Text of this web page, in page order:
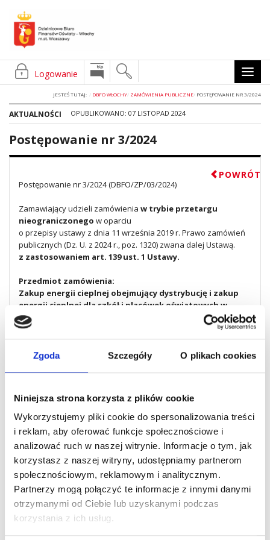
Zgoda Szczegóły O plikach cookies
Niniejsza strona korzysta z plików cookie
Wykorzystujemy pliki cookie do spersonalizowania treści
i reklam, aby oferować funkcje społecznościowe i
analizować ruch w naszej witrynie. Informacje o tym, jak
korzystasz z naszej witryny, udostępniamy partnerom
społecznościowym, reklamowym i analitycznym.
Partnerzy mogą połączyć te informacje z innymi danymi
otrzymanymi od Ciebie lub uzyskanymi podczas
korzystania z ich usług.
Logowanie
JESTEŚ TUTAJ: DBFO WŁOCHY ZAMÓWIENIA PUBLICZNE POSTĘPOWANIE NR 3/2024
AKTUALNOŚCI OPUBLIKOWANO: 07 LISTOPAD 2024
POWRÓT
Postępowanie nr 3/2024
Postępowanie nr 3/2024 (DBFO/ZP/03/2024)
Zamawiający udzieli zamówienia w trybie przetargu
nieograniczonego w oparciu
o przepisy ustawy z dnia 11 września 2019 r. Prawo zamówień
publicznych (Dz. U. z 2024 r., poz. 1320) zwana dalej Ustawą.
z zastosowaniem art. 139 ust. 1 Ustawy.
Przedmiot zamówienia:
Zakup energii cieplnej obejmujący dystrybucję i zakup
energii cieplnej dla szkół i placówek oświatowych w
Dzielnicy Włochy m. st. Warszawy na rok 2025.
Termin wykonania zamówienia:
Od dnia 1 stycznia 2025 r. do dnia 31 grudnia 2025 r.
inne dokumenty zamówienia bezpośrednio związane z
postępowaniem o udzielenie zamówienia:
https://ezamowienia.gov.pl/mp-client/search/list/ocds-148610-
23fa7a54-155f-49d7-b0fb-80438d4ecd14
Postępowanie można wyszukać również ze strony głównej
Platformy e-Zamówienia (przycisk „Przeglądaj
postępowania/konkursy”).
Identyfikator (ID) postępowania na Platformie e-Zamówienia:
ocds-148610-23fa7a54-155f-49d7-b0fb-80438d4ecd14